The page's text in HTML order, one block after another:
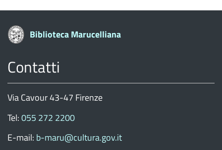
Biblioteca Marucelliana
Contatti
Via Cavour 43-47 Firenze
Tel:055 272 2200
E-mail: b-maru@cultura.gov.it